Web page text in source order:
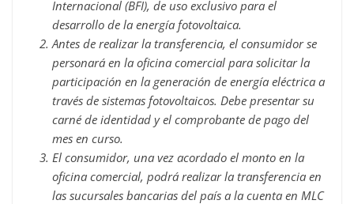
Internacional (BFI), de uso exclusivo para el
desarrollo de la energía fotovoltaica.
Antes de realizar la transferencia, el consumidor se
personará en la oficina comercial para solicitar la
participación en la generación de energía eléctrica a
través de sistemas fotovoltaicos. Debe presentar su
carné de identidad y el comprobante de pago del
mes en curso.
El consumidor, una vez acordado el monto en la
oficina comercial, podrá realizar la transferencia en
las sucursales bancarias del país a la cuenta en MLC